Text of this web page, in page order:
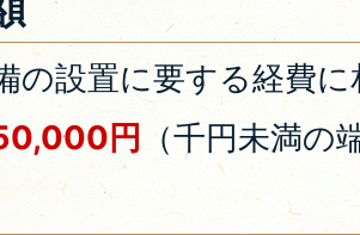
の設置に要する経費
円 （千円未満